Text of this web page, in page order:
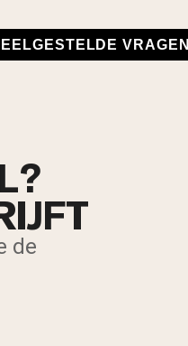
VRAGEN
de